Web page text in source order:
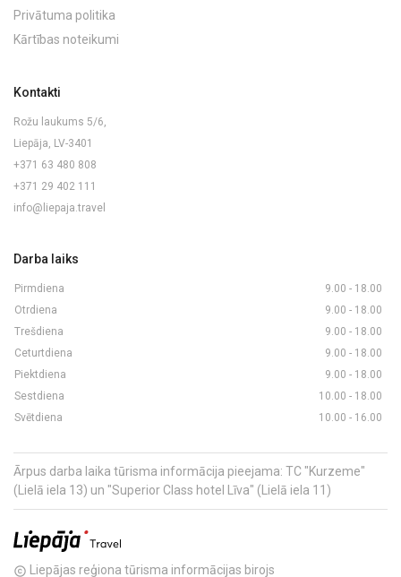
Privātuma politika
Kārtības noteikumi
Kontakti
Rožu laukums 5/6,
Liepāja, LV-3401
+371 63 480 808
+371 29 402 111
info@liepaja.travel
Darba laiks
Pirmdiena
9.00 - 18.00
Otrdiena
9.00 - 18.00
Trešdiena
9.00 - 18.00
Ceturtdiena
9.00 - 18.00
Piektdiena
9.00 - 18.00
Sestdiena
10.00 - 18.00
Svētdiena
10.00 - 16.00
Ārpus darba laika tūrisma informācija pieejama: TC "Kurzeme"
(Lielā iela 13) un "Superior Class hotel Līva" (Lielā iela 11)
copyright Liepājas reģiona tūrisma informācijas birojs